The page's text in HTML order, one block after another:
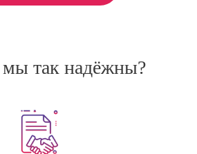
так надёжны?